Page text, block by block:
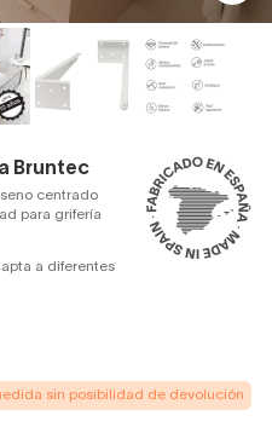
Bruntec
centrado
para grifería
a diferentes
sin posibilidad de devolución